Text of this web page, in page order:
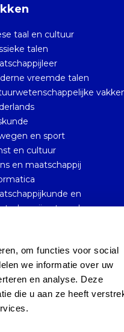
om functies voor social
we informatie over uw
en analyse. Deze
die u aan ze heeft
taal en cultuur
talen
vreemde talen
en sport
en cultuur
en maatschappij
en